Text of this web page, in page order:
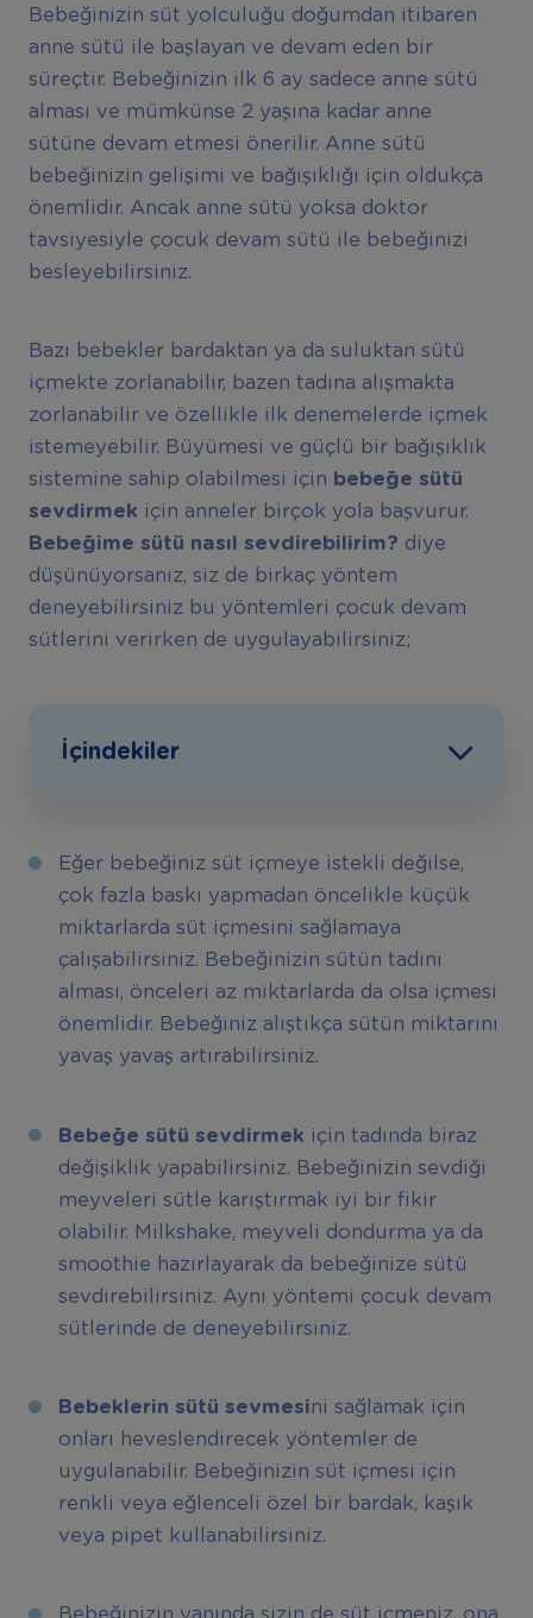
Bebeğinizin süt yolculuğu doğumdan itibaren
anne sütü ile başlayan ve devam eden bir
süreçtir. Bebeğinizin ilk 6 ay sadece anne sütü
alması ve mümkünse 2 yaşına kadar anne
sütüne devam etmesi önerilir. Anne sütü
bebeğinizin gelişimi ve bağışıklığı için oldukça
önemlidir. Ancak anne sütü yoksa doktor
tavsiyesiyle çocuk devam sütü ile bebeğinizi
besleyebilirsiniz.
Bazı bebekler bardaktan ya da suluktan sütü
içmekte zorlanabilir, bazen tadına alışmakta
zorlanabilir ve özellikle ilk denemelerde içmek
istemeyebilir. Büyümesi ve güçlü bir bağışıklık
sistemine sahip olabilmesi için bebeğe sütü
sevdirmek için anneler birçok yola başvurur.
Bebeğime sütü nasıl sevdirebilirim? diye
düşünüyorsanız, siz de birkaç yöntem
deneyebilirsiniz bu yöntemleri çocuk devam
sütlerini verirken de uygulayabilirsiniz;
İçindekiler
Eğer bebeğiniz süt içmeye istekli değilse,
çok fazla baskı yapmadan öncelikle küçük
miktarlarda süt içmesini sağlamaya
çalışabilirsiniz. Bebeğinizin sütün tadını
alması, önceleri az miktarlarda da olsa içmesi
önemlidir. Bebeğiniz alıştıkça sütün miktarını
yavaş yavaş artırabilirsiniz.
Bebeğe sütü sevdirmek için tadında biraz
değişiklik yapabilirsiniz. Bebeğinizin sevdiği
meyveleri sütle karıştırmak iyi bir fikir
olabilir. Milkshake, meyveli dondurma ya da
smoothie hazırlayarak da bebeğinize sütü
sevdirebilirsiniz. Aynı yöntemi çocuk devam
sütlerinde de deneyebilirsiniz.
Bebeklerin sütü sevmesini sağlamak için
onları heveslendirecek yöntemler de
uygulanabilir. Bebeğinizin süt içmesi için
renkli veya eğlenceli özel bir bardak, kaşık
veya pipet kullanabilirsiniz.